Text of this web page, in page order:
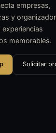
empresas,
y
memorables.
Solicitar